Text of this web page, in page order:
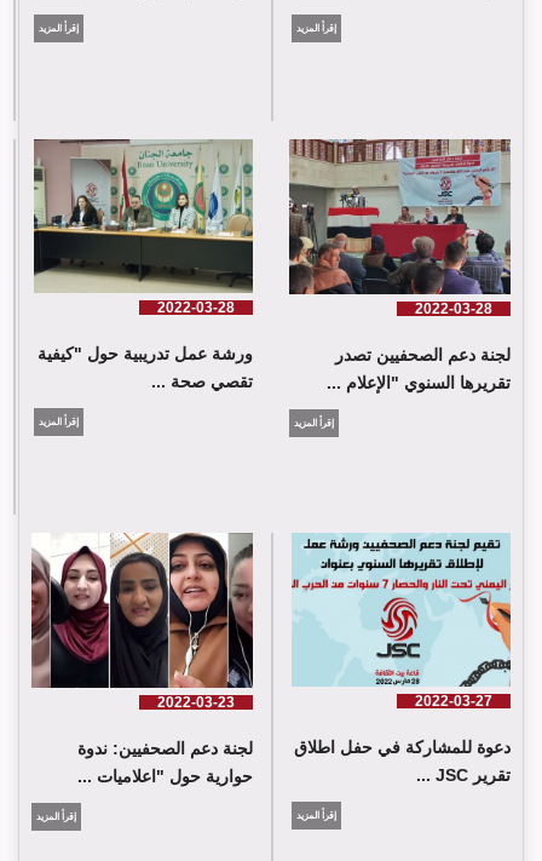
إقرأ المزيد إقرأ المزيد
2022-03-28
لجنة دعم الصحفيين تصدر
تقريرها السنوي "الإعلام ...
إقرأ المزيد
2022-03-28
ورشة عمل تدريبية حول "كيفية
تقصي صحة ...
إقرأ المزيد
2022-03-27
دعوة للمشاركة في حفل اطلاق
تقرير JSC ...
إقرأ المزيد
2022-03-23
لجنة دعم الصحفيين: ندوة
حوارية حول "اعلاميات ...
إقرأ المزيد